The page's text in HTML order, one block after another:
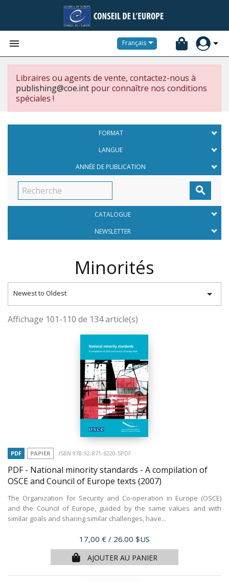
 Français
Libraires ou agents de vente, contactez-nous à
publishing@coe.int pour connaître nos conditions
spéciales !
FORMAT
LANGUE
ANNÉE DE PUBLICATION

CATALOGUE
NEWSLETTER
Minorités
Newest to Oldest 
Affichage 101-110 de 134 article(s)
PDF PAPIER ISBN 978-92-871-6220-5PDF
PDF - National minority standards - A compilation of
OSCE and Council of Europe texts (2007)
The Organization for Security and Co-operation in Europe (OSCE)
and the Council of Europe, guided by the same values and with
similar goals and sharing similar challenges, have...
Prix
17,00 € / 26.00 $US
AJOUTER AU PANIER